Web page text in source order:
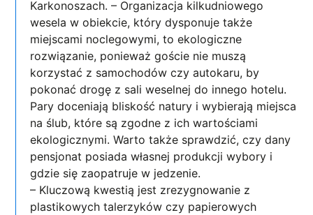
Karkonoszach. – Organizacja kilkudniowego
wesela w obiekcie, który dysponuje także
miejscami noclegowymi, to ekologiczne
rozwiązanie, ponieważ goście nie muszą
korzystać z samochodów czy autokaru, by
pokonać drogę z sali weselnej do innego hotelu.
Pary doceniają bliskość natury i wybierają miejsca
na ślub, które są zgodne z ich wartościami
ekologicznymi. Warto także sprawdzić, czy dany
pensjonat posiada własnej produkcji wybory i
gdzie się zaopatruje w jedzenie.
– Kluczową kwestią jest zrezygnowanie z
plastikowych talerzyków czy papierowych